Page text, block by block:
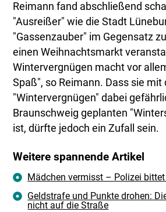
Reimann fand abschließend
"Ausreißer" wie die Stadt
"Gassenzauber" im Gegensatz
einen Weihnachtsmarkt
Wintervergnügen macht vor
Spaß", so Reimann. Dass sie mit
"Wintervergnügen" dabei
Braunschweig geplanten
ist, dürfte jedoch ein Zufall sein.
Weitere spannende Artikel
Mädchen vermisst – Polizei
Geldstrafe und Punkte drohen:
nicht auf die Straße